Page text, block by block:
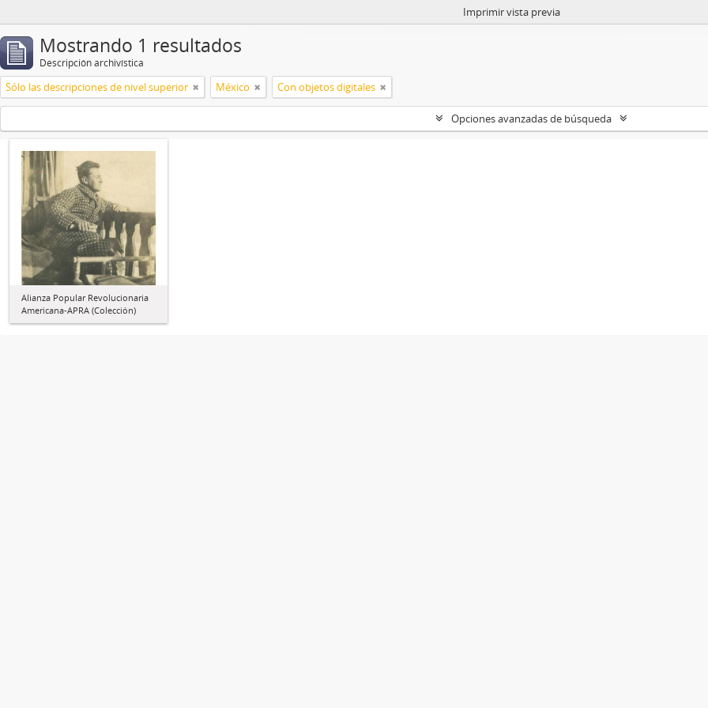
Imprimir vista previa
Mostrando 1 resultados
Descripción archivística
Sólo las descripciones de nivel superior México Con objetos digitales
Opciones avanzadas de búsqueda
Alianza Popular Revolucionaria
Americana-APRA (Colección)